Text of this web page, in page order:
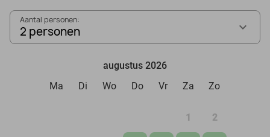
Aantal personen:
2 personen
augustus 2026
Ma
Di Wo Do Vr Za Zo
1 2